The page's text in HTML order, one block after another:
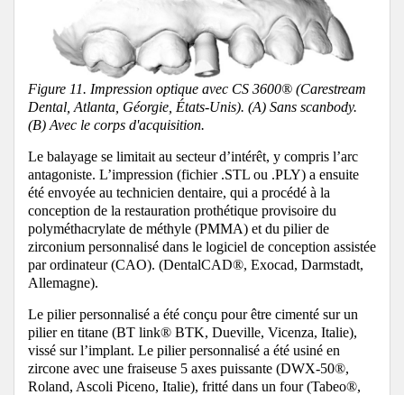
Figure 11. Impression optique avec CS 3600® (Carestream
Dental, Atlanta, Géorgie, États-Unis). (A) Sans scanbody.
(B) Avec le corps d'acquisition.
Le balayage se limitait au secteur d’intérêt, y compris l’arc
antagoniste. L’impression (fichier .STL ou .PLY) a ensuite
été envoyée au technicien dentaire, qui a procédé à la
conception de la restauration prothétique provisoire du
polyméthacrylate de méthyle (PMMA) et du pilier de
zirconium personnalisé dans le logiciel de conception assistée
par ordinateur (CAO). (DentalCAD®, Exocad, Darmstadt,
Allemagne).
Le pilier personnalisé a été conçu pour être cimenté sur un
pilier en titane (BT link® BTK, Dueville, Vicenza, Italie),
vissé sur l’implant. Le pilier personnalisé a été usiné en
zircone avec une fraiseuse 5 axes puissante (DWX-50®,
Roland, Ascoli Piceno, Italie), fritté dans un four (Tabeo®,